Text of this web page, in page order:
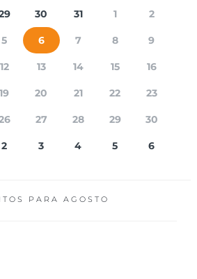
30 31 1 2
5 6 7 8 9
12 13 14 15 16
19 20 21 22 23
27 28 29 30
2 3 4 5 6
PARA AGOSTO